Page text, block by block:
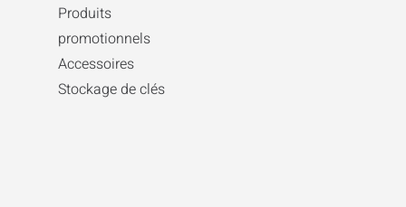
Produits
promotionnels
Accessoires
Stockage de clés